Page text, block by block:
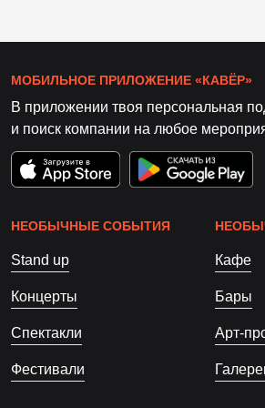
МОБИЛЬНОЕ ПРИЛОЖЕНИЕ «КАВЁР»
В приложении твоя персональная
и поиск компании на любое
НЕОБЫЧНЫЕ СОБЫТИЯ
Stand up
Концерты
Спектакли
Фестивали
Кафе
Бары
Арт-